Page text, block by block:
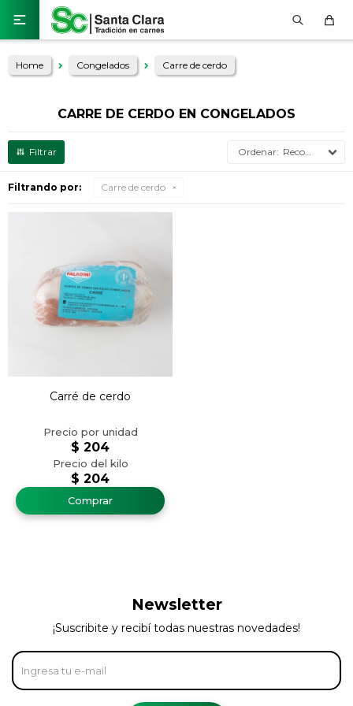

Home Congelados Carre de cerdo
CARRE DE CERDO EN CONGELADOS
Recomendados
Filtrando por: Carre de cerdo
Carré de cerdo
$ 204
$ 204
Newsletter
¡Suscribite y recibí todas nuestras novedades!